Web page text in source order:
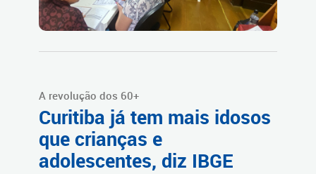
A revolução dos 60+
Curitiba já tem mais idosos
que crianças e
adolescentes, diz IBGE